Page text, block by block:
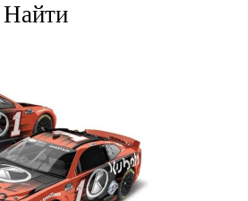
Найти